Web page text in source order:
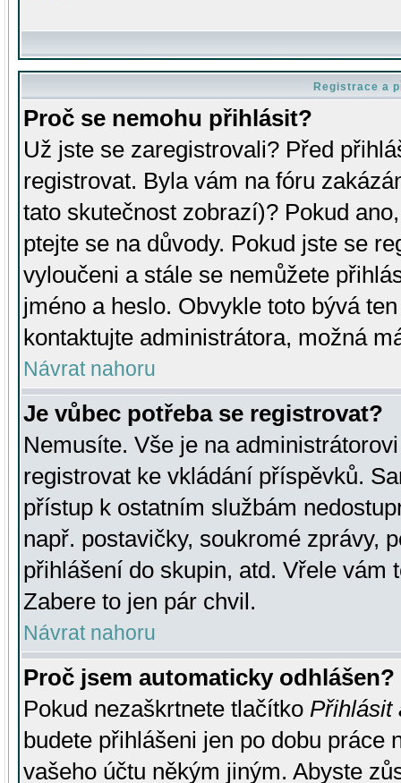
Registrace a
Proč se nemohu přihlásit?
Už jste se zaregistrovali? Před
registrovat. Byla vám na fóru
tato skutečnost zobrazí)? Pokud
ptejte se na důvody. Pokud jste se
vyloučeni a stále se nemůžete
jméno a heslo. Obvykle toto bývá
kontaktujte administrátora, možná
Návrat nahoru
Je vůbec potřeba se registrovat?
Nemusíte. Vše je na
registrovat ke vkládání příspěvků.
přístup k ostatním službám
např. postavičky, soukromé zprávy,
přihlášení do skupin, atd. Vřele vám
Zabere to jen pár chvil.
Návrat nahoru
Proč jsem automaticky odhlášen?
Pokud nezaškrtnete tlačítko Přihlásit
budete přihlášeni jen po dobu práce
vašeho účtu někým jiným. Abyste